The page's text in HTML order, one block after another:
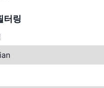
터링